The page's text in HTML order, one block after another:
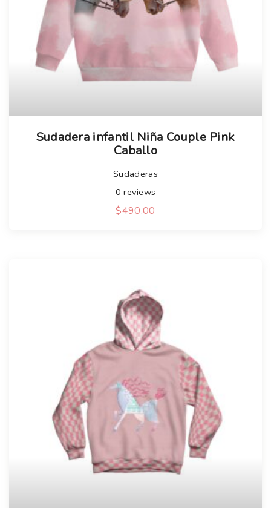
Sudadera infantil Niña Couple Pink
Caballo
Sudaderas
0 reviews
$490.00